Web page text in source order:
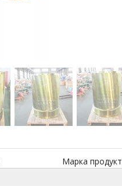
Марка